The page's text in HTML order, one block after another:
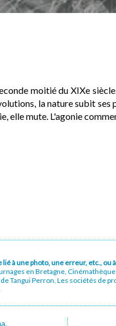
moitié du XIXe
la nature subit
elle mute. L'agonie
à une photo, une erreur, etc.,
en Bretagne,
Tangui Perron, Les sociétés de